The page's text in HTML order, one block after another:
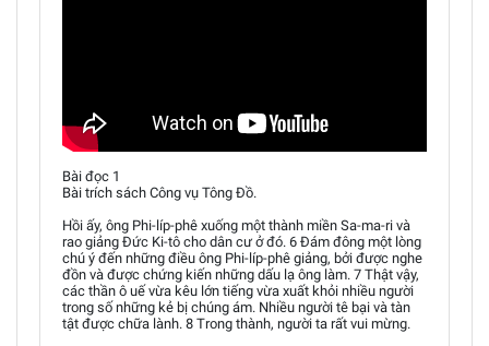
Bài đọc 1
Bài trích sách Công vụ Tông Đồ.
Hồi ấy, ông Phi-líp-phê xuống một thành miền Sa-ma-ri và
rao giảng Đức Ki-tô cho dân cư ở đó. 6 Đám đông một lòng
chú ý đến những điều ông Phi-líp-phê giảng, bởi được nghe
đồn và được chứng kiến những dấu lạ ông làm. 7 Thật vậy,
các thần ô uế vừa kêu lớn tiếng vừa xuất khỏi nhiều người
trong số những kẻ bị chúng ám. Nhiều người tê bại và tàn
tật được chữa lành. 8 Trong thành, người ta rất vui mừng.